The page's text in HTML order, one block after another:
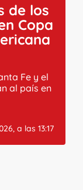
de los
Copa
Fe y el
al país en
a las 13:17